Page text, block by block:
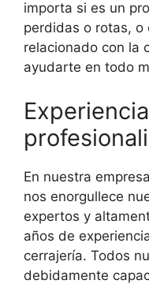
importa si es un
perdidas o rotas, o
relacionado con la
ayudarte en todo
En nuestra
nos enorgullece
expertos y
años de
cerrajería. Todos
debidamente